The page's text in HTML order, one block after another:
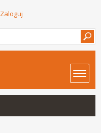
Zaloguj